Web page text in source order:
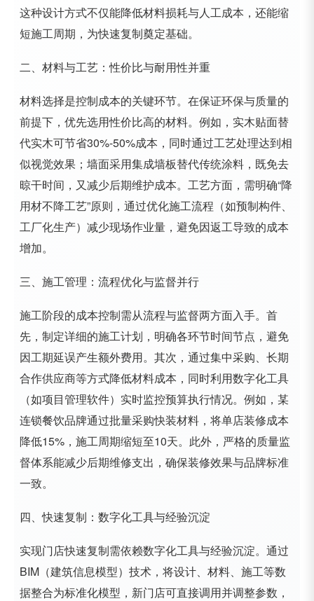
这种设计方式不仅能降低材料损耗与人工成本，还能缩
短施工周期，为快速复制奠定基础。
二、材料与工艺：性价比与耐用性并重
材料选择是控制成本的关键环节。在保证环保与质量的
前提下，优先选用性价比高的材料。例如，实木贴面替
代实木可节省30%-50%成本，同时通过工艺处理达到相
似视觉效果；墙面采用集成墙板替代传统涂料，既免去
晾干时间，又减少后期维护成本。工艺方面，需明确“降
用材不降工艺”原则，通过优化施工流程（如预制构件、
工厂化生产）减少现场作业量，避免因返工导致的成本
增加。
三、施工管理：流程优化与监督并行
施工阶段的成本控制需从流程与监督两方面入手。首
先，制定详细的施工计划，明确各环节时间节点，避免
因工期延误产生额外费用。其次，通过集中采购、长期
合作供应商等方式降低材料成本，同时利用数字化工具
（如项目管理软件）实时监控预算执行情况。例如，某
连锁餐饮品牌通过批量采购快装材料，将单店装修成本
降低15%，施工周期缩短至10天。此外，严格的质量监
督体系能减少后期维修支出，确保装修效果与品牌标准
一致。
四、快速复制：数字化工具与经验沉淀
实现门店快速复制需依赖数字化工具与经验沉淀。通过
BIM（建筑信息模型）技术，将设计、材料、施工等数
据整合为标准化模型，新门店可直接调用并调整参数，